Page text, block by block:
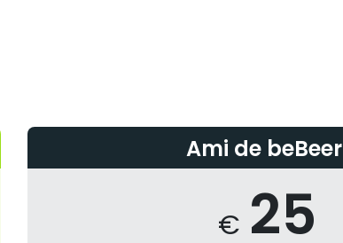
Ami de beBeer
€ 25